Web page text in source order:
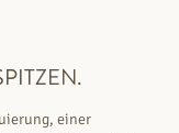
einer